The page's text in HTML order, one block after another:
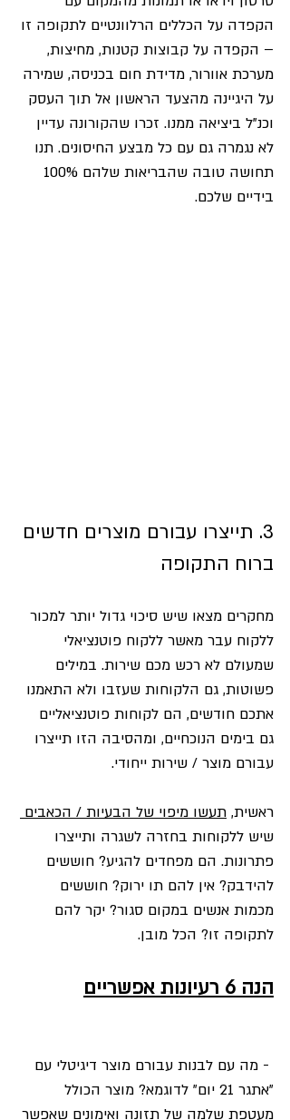
הקפדה על הכללים הרלוונטיים לתקופה זו
– הקפדה על קבוצות קטנות, מחיצות,
מערכת אוורור, מדידת חום בכניסה, שמירה
על היגיינה מהצעד הראשון אל תוך העסק
וכנ"ל ביציאה ממנו. זכרו שהקורונה עדיין
לא נגמרה גם עם כל מבצע החיסונים. תנו
בידיים שלכם.
3. תייצרו עבורם מוצרים חדשים
ברוח התקופה
מחקרים מצאו שיש סיכוי גדול יותר למכור
ללקוח עבר מאשר ללקוח פוטנציאלי
שמעולם לא רכש מכם שירות. במילים
פשוטות, גם הלקוחות שעזבו ולא התאמנו
אתכם חודשים, הם לקוחות פוטנציאליים
גם בימים הנוכחיים, ומהסיבה הזו תייצרו
עבורם מוצר / שירות ייחודי.
ראשית, תעשו מיפוי של הבעיות / הכאבים
שיש ללקוחות בחזרה לשגרה ותייצרו
פתרונות. הם מפחדים להגיע? חוששים
להידבק? אין להם תו ירוק? חוששים
מכמות אנשים במקום סגור? יקר להם
לתקופה זו? הכל מובן.
הנה 6 רעיונות אפשריים
- מה עם לבנות עבורם מוצר דיגיטלי עם
"אתגר 21 יום" לדוגמא? מוצר הכולל
מעטפת שלמה של תזונה ואימונים שאפשר